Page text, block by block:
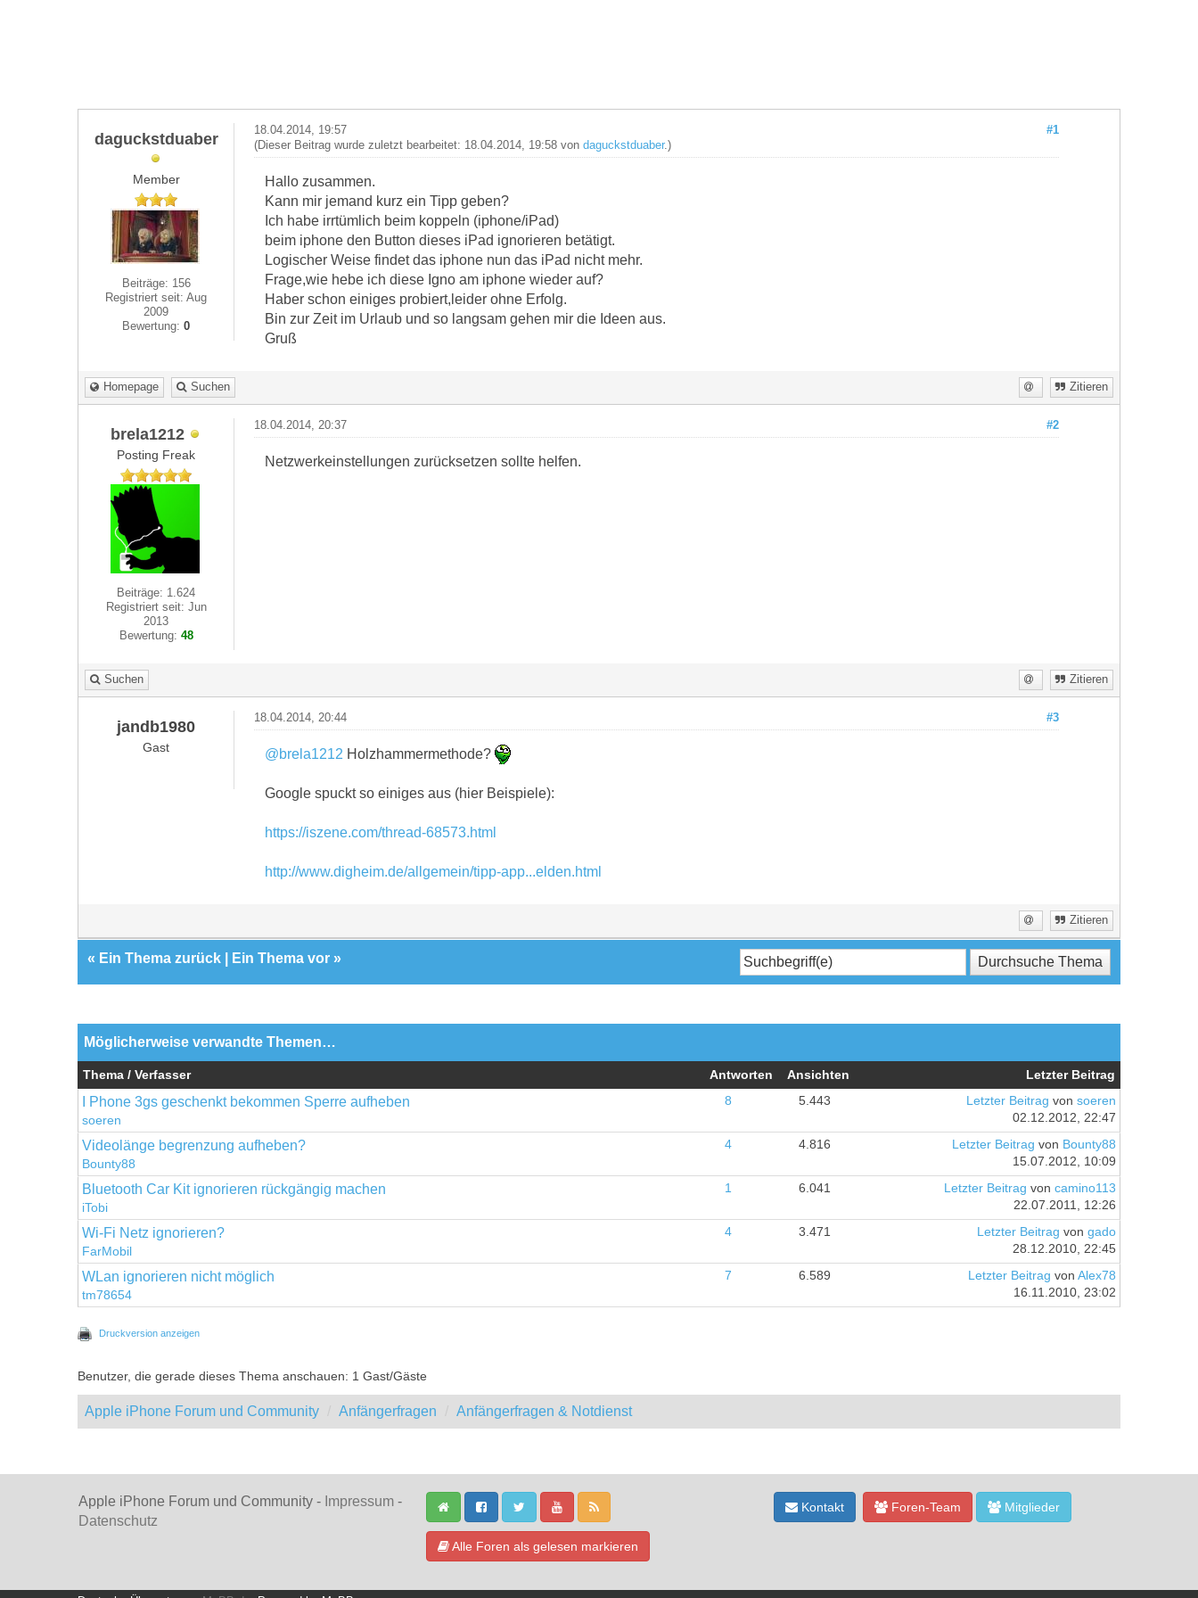
daguckstduaber
Member
Beiträge: 156
Registriert seit: Aug
2009
Bewertung:0
#1
18.04.2014, 19:57
(Dieser Beitrag wurde zuletzt bearbeitet: 18.04.2014, 19:58 von daguckstduaber.)
Hallo zusammen.
Kann mir jemand kurz ein Tipp geben?
Ich habe irrtümlich beim koppeln (iphone/iPad)
beim iphone den Button dieses iPad ignorieren betätigt.
Logischer Weise findet das iphone nun das iPad nicht mehr.
Frage,wie hebe ich diese Igno am iphone wieder auf?
Haber schon einiges probiert,leider ohne Erfolg.
Bin zur Zeit im Urlaub und so langsam gehen mir die Ideen aus.
Gruß
Homepage Suchen Zitieren
brela1212
Posting Freak
Beiträge: 1.624
Registriert seit: Jun
2013
Bewertung: 48
#2
18.04.2014, 20:37
Netzwerkeinstellungen zurücksetzen sollte helfen.
Suchen Zitieren
jandb1980
Gast
#3
18.04.2014, 20:44
@brela1212 Holzhammermethode?
Google spuckt so einiges aus (hier Beispiele):
https://iszene.com/thread-68573.html
http://www.digheim.de/allgemein/tipp-app...elden.html
Zitieren
« Ein Thema zurück Ein Thema vor »
Möglicherweise verwandte Themen…
Thema / Verfasser Antworten Ansichten Letzter Beitrag
I Phone 3gs geschenkt bekommen Sperre aufheben
soeren
8 5.443 Letzter Beitrag von soeren
02.12.2012, 22:47
Videolänge begrenzung aufheben?
Bounty88
4 4.816 Letzter Beitrag von Bounty88
15.07.2012, 10:09
Bluetooth Car Kit ignorieren rückgängig machen
iTobi
1 6.041 Letzter Beitrag von camino113
22.07.2011, 12:26
Wi-Fi Netz ignorieren?
FarMobil
4 3.471 Letzter Beitrag von gado
28.12.2010, 22:45
WLan ignorieren nicht möglich
tm78654
7 6.589 Letzter Beitrag von Alex78
16.11.2010, 23:02
Druckversion anzeigen
Benutzer, die gerade dieses Thema anschauen: 1 Gast/Gäste
Apple iPhone Forum und Community Anfängerfragen Anfängerfragen & Notdienst
Apple iPhone Forum und Community - Impressum -
Datenschutz
Alle Foren als gelesen markieren
Kontakt Foren-Team Mitglieder